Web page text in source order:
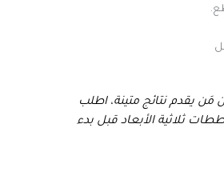
مَن يقدم نتائج متينة، اطلب
ثلاثية الأبعاد قبل بدء